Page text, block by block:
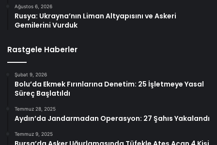
Ağustos 6, 2026
Rusya: Ukrayna’nın Liman Altyapısını ve Askeri
Gemilerini Vurduk
Rastgele Haberler
Şubat 9, 2026
Bolu’da Ekmek Fırınlarına Denetim: 25 İşletmeye Yasal
Süreç Başlatıldı
Temmuz 28, 2025
Aydın’da Jandarmadan Operasyon: 27 Şahıs Yakalandı
Temmuz 9, 2025